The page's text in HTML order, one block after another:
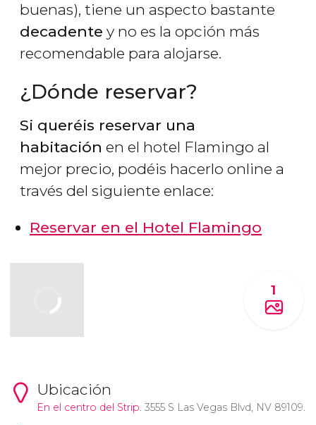
buenas), tiene un aspecto bastante
decadente y no es la opción más
recomendable para alojarse.
¿Dónde reservar?
Si queréis reservar una
habitación en el hotel Flamingo al
mejor precio, podéis hacerlo online a
través del siguiente enlace:
Reservar en el Hotel Flamingo
1
Ubicación
En el centro del Strip. 3555 S Las Vegas Blvd, NV 89109.